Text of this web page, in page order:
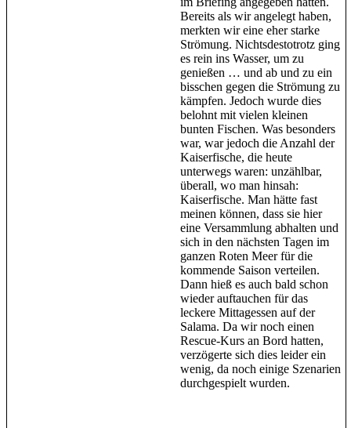
Bereits als wir angelegt haben,
merkten wir eine eher starke
Strömung. Nichtsdestotrotz ging
es rein ins Wasser, um zu
genießen … und ab und zu ein
bisschen gegen die Strömung zu
kämpfen. Jedoch wurde dies
belohnt mit vielen kleinen
bunten Fischen. Was besonders
war, war jedoch die Anzahl der
Kaiserfische, die heute
unterwegs waren: unzählbar,
überall, wo man hinsah:
Kaiserfische. Man hätte fast
meinen können, dass sie hier
eine Versammlung abhalten und
sich in den nächsten Tagen im
ganzen Roten Meer für die
kommende Saison verteilen.
Dann hieß es auch bald schon
wieder auftauchen für das
leckere Mittagessen auf der
Salama. Da wir noch einen
Rescue-Kurs an Bord hatten,
verzögerte sich dies leider ein
wenig, da noch einige Szenarien
durchgespielt wurden.